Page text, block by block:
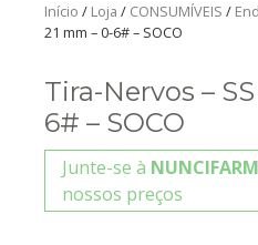
Início / Loja / CONSUMÍVEIS /
21 mm – 0-6# – SOCO
Tira-Nervos –
6# – SOCO
Junte-se à
nossos preços